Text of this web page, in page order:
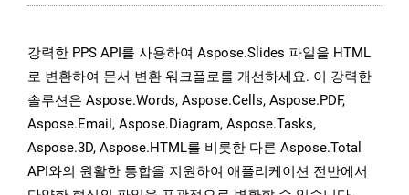
강력한 PPS API를 사용하여 Aspose.Slides 파일을 HTML
로 변환하여 문서 변환 워크플로를 개선하세요. 이 강력한
솔루션은 Aspose.Words, Aspose.Cells, Aspose.PDF,
Aspose.Email, Aspose.Diagram, Aspose.Tasks,
Aspose.3D, Aspose.HTML를 비롯한 다른 Aspose.Total
API와의 원활한 통합을 지원하여 애플리케이션 전반에서